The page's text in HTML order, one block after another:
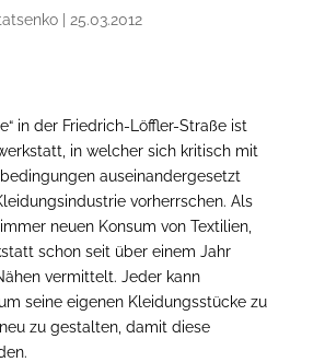
| 25.03.2012
in der Friedrich-Löffler-Straße ist
in welcher sich kritisch mit
auseinandergesetzt
vorherrschen. Als
neuen Konsum von Textilien,
schon seit über einem Jahr
vermittelt. Jeder kann
seine eigenen Kleidungsstücke zu
zu gestalten, damit diese